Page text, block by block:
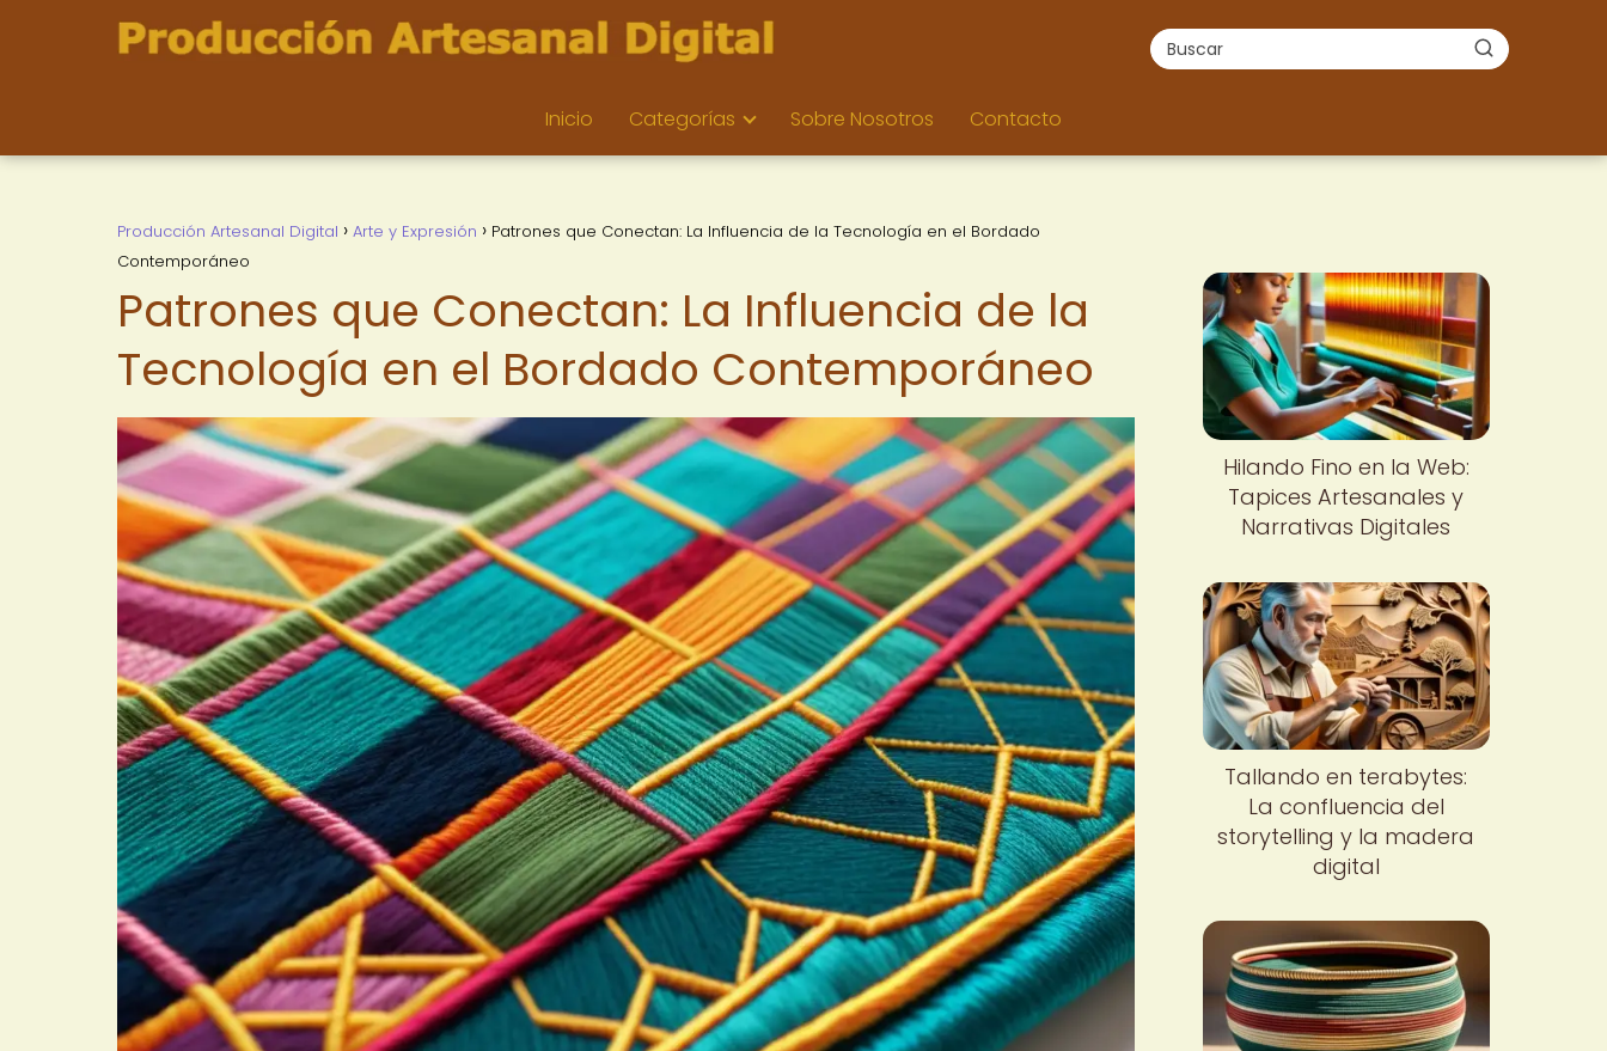
Inicio Categorías Sobre Nosotros Contacto
Producción Artesanal Digital Arte y Expresión
Patrones que Conectan: La Influencia de la Tecnología en el Bordado
Contemporáneo
Patrones que Conectan: La Influencia de la
Tecnología en el Bordado Contemporáneo
Hilando Fino en la Web:
Tapices Artesanales y
Narrativas Digitales
Tallando en terabytes:
La confluencia del
storytelling y la madera
digital